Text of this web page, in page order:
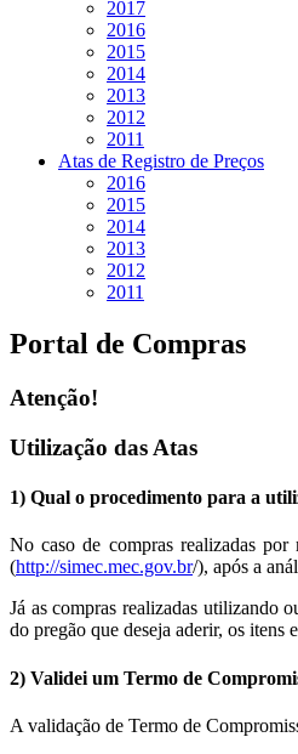
2017
2016
2015
2014
2013
2012
2011
Atas de Registro de Preços
2016
2015
2014
2013
2012
2011
Portal de Compras
Atenção!
Utilização das Atas
1) Qual o procedimento para a
No caso de compras realizadas
(http://simec.mec.gov.br/), após a
Já as compras realizadas utilizando
do pregão que deseja aderir, os itens
2) Validei um Termo de
A validação de Termo de